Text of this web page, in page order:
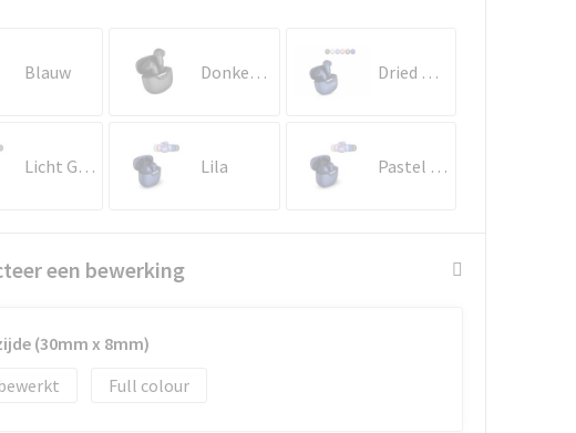
Blauw Donker gun metal Dried Green
Licht Grijs Lila Pastel rose
een bewerking
(30mm x 8mm)
Full colour